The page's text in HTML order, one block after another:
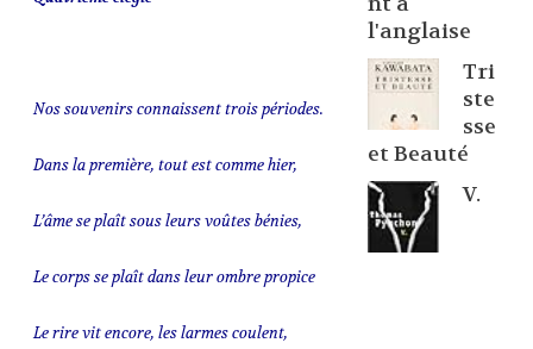
Nos souvenirs connaissent trois périodes.
Dans la première, tout est comme hier,
L’âme se plaît sous leurs voûtes bénies,
Le corps se plaît dans leur ombre propice
Le rire vit encore, les larmes coulent,
l'anglaise
Tri
ste
sse
et Beauté
V.